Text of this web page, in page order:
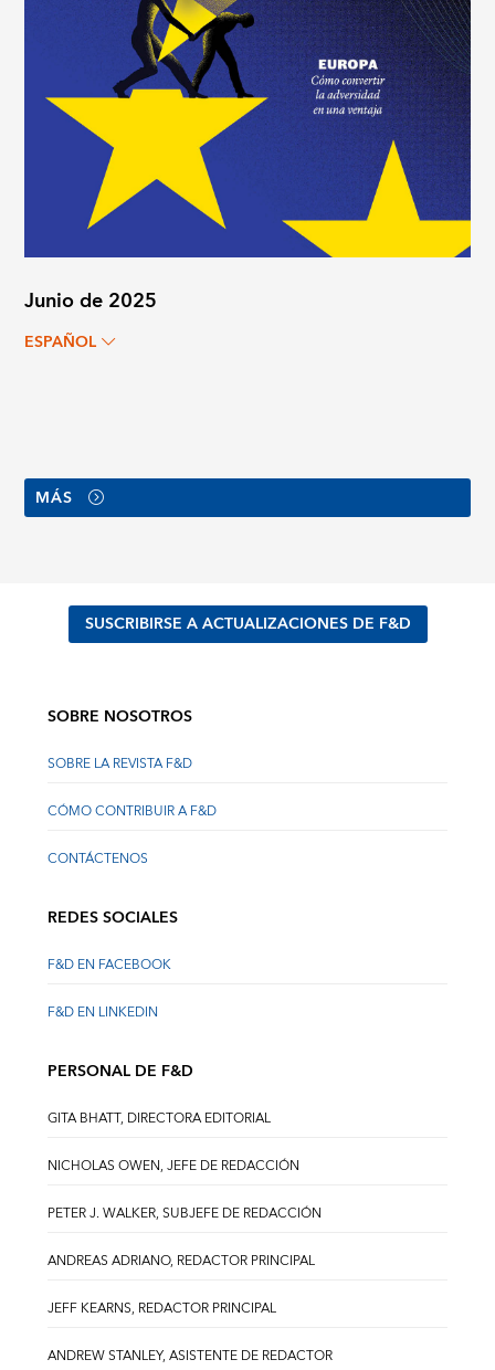
Junio de 2025
ESPAÑOL
MÁS
SUSCRIBIRSE A ACTUALIZACIONES DE F&D
SOBRE NOSOTROS
SOBRE LA REVISTA F&D
CÓMO CONTRIBUIR A F&D
CONTÁCTENOS
REDES SOCIALES
F&D EN FACEBOOK
F&D EN LINKEDIN
PERSONAL DE F&D
GITA BHATT, DIRECTORA EDITORIAL
NICHOLAS OWEN, JEFE DE REDACCIÓN
PETER J. WALKER, SUBJEFE DE REDACCIÓN
ANDREAS ADRIANO, REDACTOR PRINCIPAL
JEFF KEARNS, REDACTOR PRINCIPAL
ANDREW STANLEY, ASISTENTE DE REDACTOR